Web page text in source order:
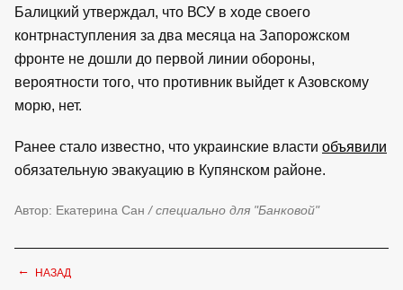
Балицкий утверждал, что ВСУ в ходе своего
контрнаступления за два месяца на Запорожском
фронте не дошли до первой линии обороны,
вероятности того, что противник выйдет к Азовскому
морю, нет.
Ранее стало известно, что украинские власти объявили
обязательную эвакуацию в Купянском районе.
Автор: Екатерина Сан / специально для "Банковой"
← НАЗАД